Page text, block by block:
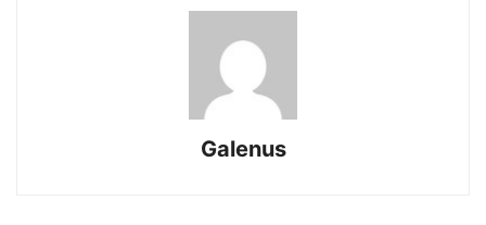
Galenus